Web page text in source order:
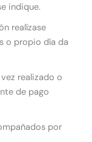
indique.
realízase
o propio día da
realizado o
de pago
por